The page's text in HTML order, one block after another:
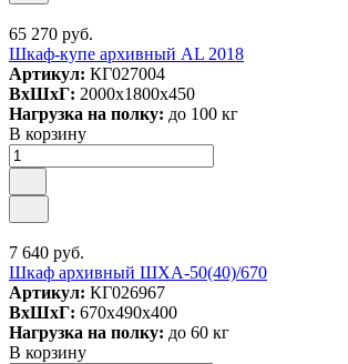
65 270 руб.
Шкаф-купе архивный AL 2018
Артикул: КГ027004
ВxШxГ: 2000x1800x450
Нагрузка на полку: до 100 кг
В корзину
7 640 руб.
Шкаф архивный ШХА-50(40)/670
Артикул: КГ026967
ВxШxГ: 670x490x400
Нагрузка на полку: до 60 кг
В корзину